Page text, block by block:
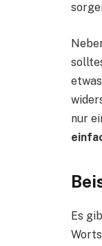
nur
Es